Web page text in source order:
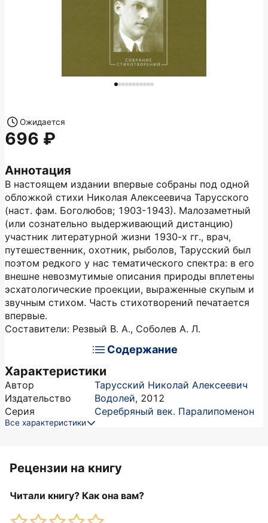
Аннотация
В настоящем издании впервые собраны под одной
обложкой стихи Николая Алексеевича Тарусского
(наст. фам. Боголюбов; 1903-1943). Малозаметный
(или сознательно выдерживающий дистанцию)
участник литературной жизни 1930-х гг., врач,
путешественник, охотник, рыболов, Тарусский был
поэтом редкого у нас тематического спектра: в его
внешне невозмутимые описания природы вплетены
эсхатологические проекции, выраженные скупым и
звучным стихом. Часть стихотворений печатается
впервые.
Составители: Резвый В. А., Соболев А. Л.
Содержание
Характеристики
Автор
Тарусский Николай Алексеевич
Издательство
Водолей, 2012
Серия
Серебряный век. Паралипоменон
Все характеристики
Ожидается
696
Рецензии на книгу
Читали книгу? Как она вам?